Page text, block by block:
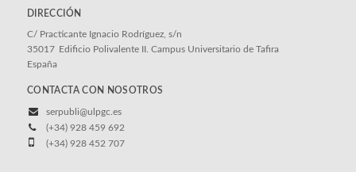
DIRECCIÓN
C/ Practicante Ignacio Rodríguez, s/n
35017 Edificio Polivalente II. Campus Universitario de Tafira
España
CONTACTA CON NOSOTROS
serpubli@ulpgc.es
(+34) 928 459 692
(+34) 928 452 707